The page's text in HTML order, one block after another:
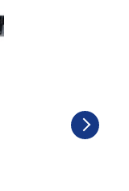
Mipro
PA
speler/